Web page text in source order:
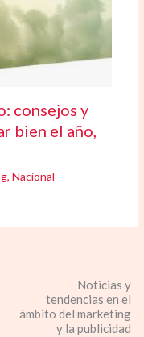
consejos y
bien el año,
,Nacional
Noticias y
tendencias en el
ámbito del marketing
y la publicidad